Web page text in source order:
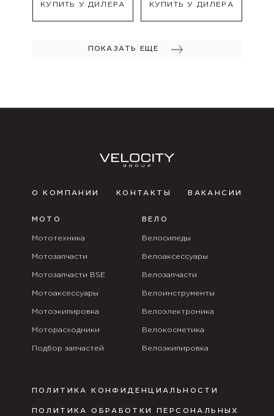
КУПИТЬ У ДИЛЕРА КУПИТЬ У ДИЛЕРА
ПОКАЗАТЬ ЕЩЕ
О КОМПАНИИ КОНТАКТЫ ВАКАНСИИ
МОТО
Мототехника
Мотозапчасти
Мотозапчасти BSE
Мотоаксессуары
Мотоэкипировка
Моторасходники
Подбор запчастей
ВЕЛО
Велосипеды
Велоаксессуары
Велозапчасти
Велоинструменты
Велоэлектроника
Велокосметика
Велоэкипировка
ПОЛИТИКА КОНФИДЕНЦИАЛЬНОСТИ
ПОЛИТИКА ОБРАБОТКИ ПЕРСОНАЛЬНЫХ